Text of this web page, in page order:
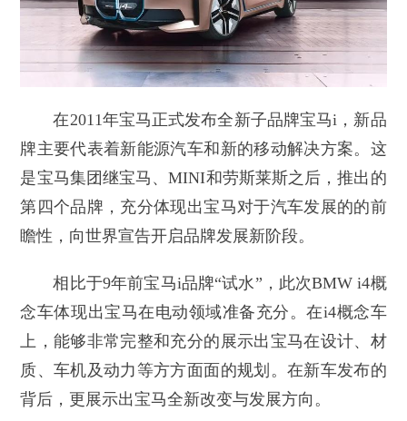
在2011年宝马正式发布全新子品牌宝马i，新品
牌主要代表着新能源汽车和新的移动解决方案。这
是宝马集团继宝马、MINI和劳斯莱斯之后，推出的
第四个品牌，充分体现出宝马对于汽车发展的的前
瞻性，向世界宣告开启品牌发展新阶段。
相比于9年前宝马i品牌“试水”，此次BMW i4概
念车体现出宝马在电动领域准备充分。在i4概念车
上，能够非常完整和充分的展示出宝马在设计、材
质、车机及动力等方方面面的规划。在新车发布的
背后，更展示出宝马全新改变与发展方向。